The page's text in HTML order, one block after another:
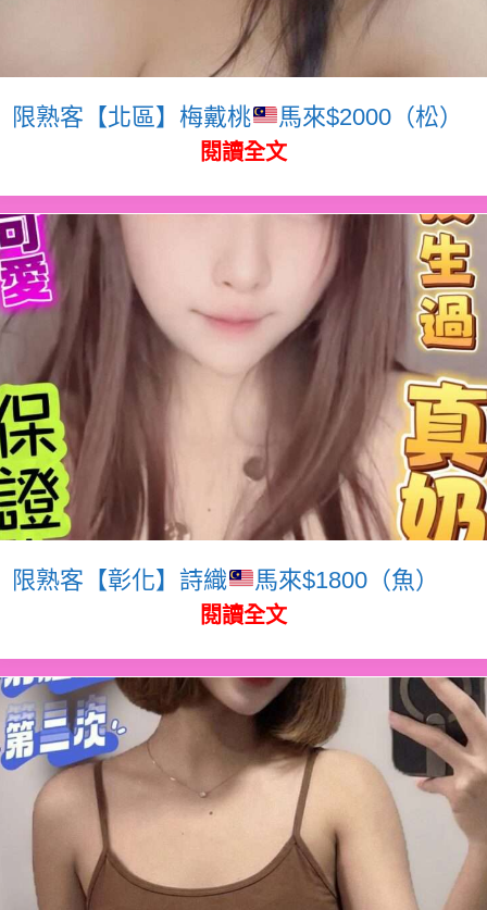
限熟客【北區】梅戴桃 馬來$2000（松）
閱讀全文
限熟客【彰化】詩織 馬來$1800（魚）
閱讀全文